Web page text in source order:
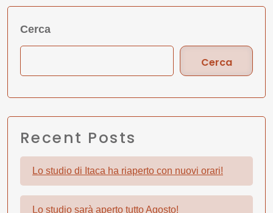
Cerca
Cerca
Recent Posts
Lo studio di Itaca ha riaperto con nuovi orari!
Lo studio sarà aperto tutto Agosto!